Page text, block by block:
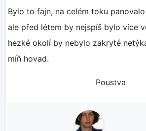
Bylo to fajn, na celém toku
ale před létem by nejspíš bylo více
hezké okolí by nebylo zakryté
míň hovad.
Poustva